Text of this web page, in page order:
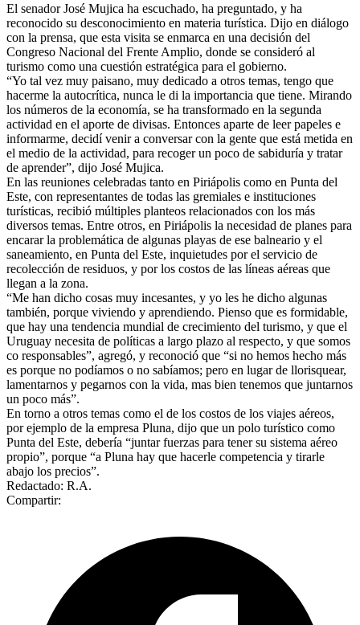
El senador José Mujica ha escuchado, ha preguntado, y ha
reconocido su desconocimiento en materia turística. Dijo en diálogo
con la prensa, que esta visita se enmarca en una decisión del
Congreso Nacional del Frente Amplio, donde se consideró al
turismo como una cuestión estratégica para el gobierno.
“Yo tal vez muy paisano, muy dedicado a otros temas, tengo que
hacerme la autocrítica, nunca le di la importancia que tiene. Mirando
los números de la economía, se ha transformado en la segunda
actividad en el aporte de divisas. Entonces aparte de leer papeles e
informarme, decidí venir a conversar con la gente que está metida en
el medio de la actividad, para recoger un poco de sabiduría y tratar
de aprender”, dijo José Mujica.
En las reuniones celebradas tanto en Piriápolis como en Punta del
Este, con representantes de todas las gremiales e instituciones
turísticas, recibió múltiples planteos relacionados con los más
diversos temas. Entre otros, en Piriápolis la necesidad de planes para
encarar la problemática de algunas playas de ese balneario y el
saneamiento, en Punta del Este, inquietudes por el servicio de
recolección de residuos, y por los costos de las líneas aéreas que
llegan a la zona.
“Me han dicho cosas muy incesantes, y yo les he dicho algunas
también, porque viviendo y aprendiendo. Pienso que es formidable,
que hay una tendencia mundial de crecimiento del turismo, y que el
Uruguay necesita de políticas a largo plazo al respecto, y que somos
co responsables”, agregó, y reconoció que “si no hemos hecho más
es porque no podíamos o no sabíamos; pero en lugar de llorisquear,
lamentarnos y pegarnos con la vida, mas bien tenemos que juntarnos
un poco más”.
En torno a otros temas como el de los costos de los viajes aéreos,
por ejemplo de la empresa Pluna, dijo que un polo turístico como
Punta del Este, debería “juntar fuerzas para tener su sistema aéreo
propio”, porque “a Pluna hay que hacerle competencia y tirarle
abajo los precios”.
Redactado: R.A.
Compartir: